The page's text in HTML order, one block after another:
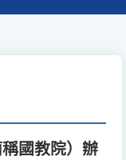
國教院）辦